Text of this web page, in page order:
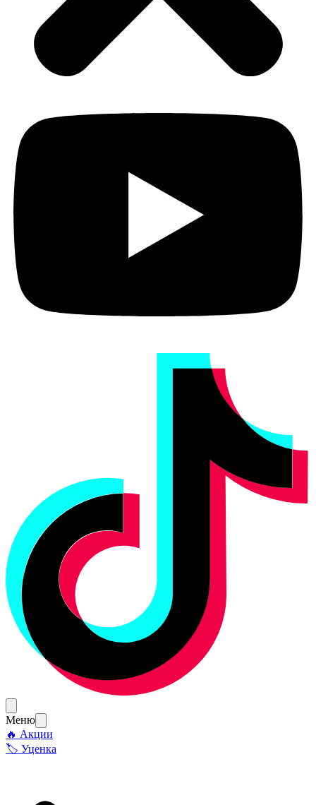
Меню
🔥 Акции
🏷 Уценка